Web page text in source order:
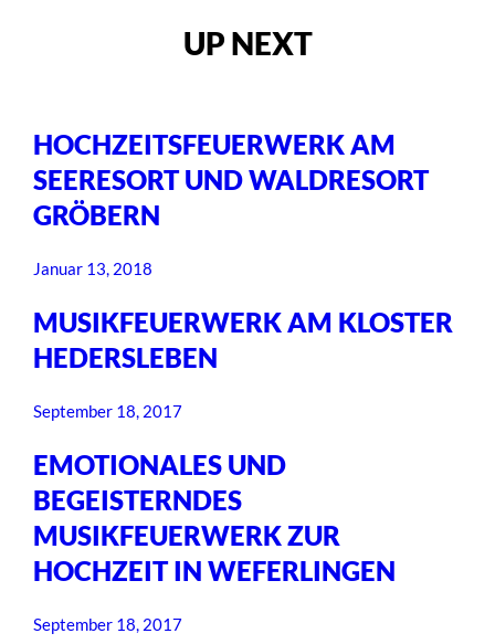
UP NEXT
HOCHZEITSFEUERWERK AM
SEERESORT UND WALDRESORT
GRÖBERN
Januar 13, 2018
MUSIKFEUERWERK AM KLOSTER
HEDERSLEBEN
September 18, 2017
EMOTIONALES UND
BEGEISTERNDES
MUSIKFEUERWERK ZUR
HOCHZEIT IN WEFERLINGEN
September 18, 2017